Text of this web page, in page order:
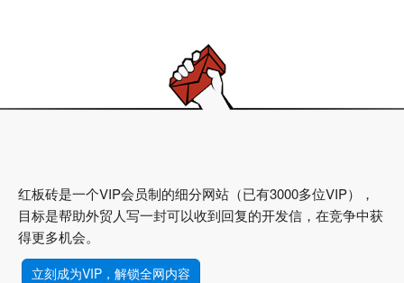
红板砖是一个VIP会员制的细分网站（已有3000多位VIP），
目标是帮助外贸人写一封可以收到回复的开发信，在竞争中获
得更多机会。
立刻成为VIP，解锁全网内容